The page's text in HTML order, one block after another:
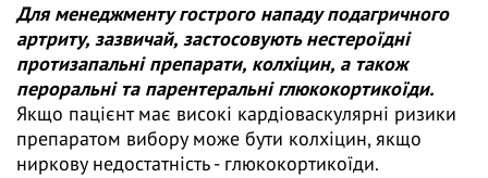
Для менеджменту гострого нападу подагричного
артриту, зазвичай, застосовують нестероїдні
протизапальні препарати, колхіцин, а також
пероральні та парентеральні глюкокортикоїди.
Якщо пацієнт має високі кардіоваскулярні ризики
препаратом вибору може бути колхіцин, якщо
ниркову недостатність - глюкокортикоїди.